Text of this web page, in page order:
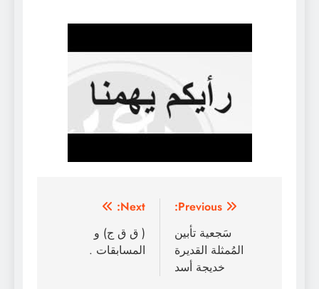
تصفّح
المقالات
Previous:
سَجعية تأبين
المُمثلة القديرة
خديجة أسد
Next:
( ق ق ج) و
المسابقات .